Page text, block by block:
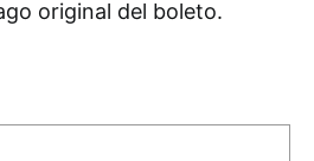
original del boleto.